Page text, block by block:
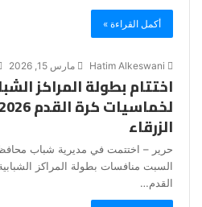
أكمل القراءة »
مارس 15, 2026
اختتام بطولة المراكز
الزرقاء
حرير – اختتمت في مديرية شباب
السبت منافسات بطولة المراكز
القدم…